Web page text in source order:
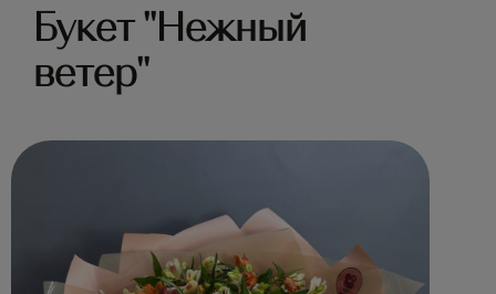
Букет "Нежный
ветер"